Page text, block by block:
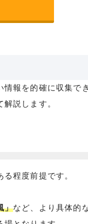
情報を的確に収集で
説します。
程度前提です。
」など、より具体的